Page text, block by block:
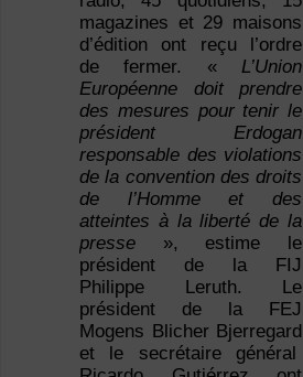
magazines et 29 maisons
d’édition ont reçu l’ordre
de fermer. «L’Union
Européenne doit prendre
des mesures pour tenir le
président Erdogan
responsable des violations
de la convention des droits
de l’Homme et des
atteintes à la liberté de la
presse», estime le
président de la FIJ
Philippe Leruth. Le
président de la FEJ
Mogens Blicher Bjerregard
et le secrétaire général